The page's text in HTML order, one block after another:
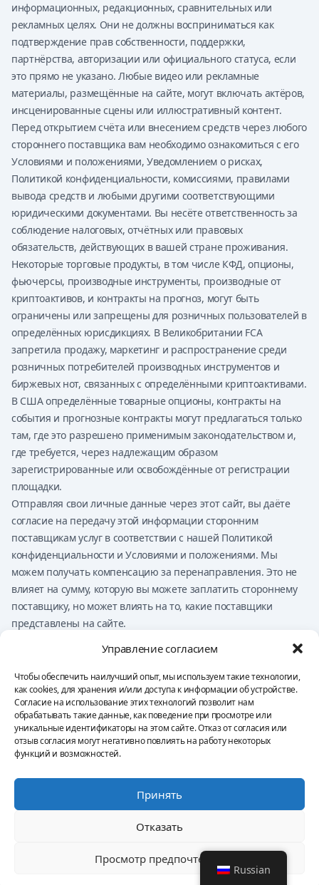
Управление согласием
Чтобы обеспечить наилучший опыт, мы используем такие технологии,
как cookies, для хранения и/или доступа к информации об устройстве.
Согласие на использование этих технологий позволит нам
обрабатывать такие данные, как поведение при просмотре или
уникальные идентификаторы на этом сайте. Отказ от согласия или
отзыв согласия могут негативно повлиять на работу некоторых
функций и возможностей.
Принять
Отказать
Просмотр предпочтений
информационных, редакционных, сравнительных или
рекламных целях. Они не должны восприниматься как
подтверждение прав собственности, поддержки,
партнёрства, авторизации или официального статуса, если
это прямо не указано. Любые видео или рекламные
материалы, размещённые на сайте, могут включать актёров,
инсценированные сцены или иллюстративный контент.
Перед открытием счёта или внесением средств через любого
стороннего поставщика вам необходимо ознакомиться с его
Условиями и положениями, Уведомлением о рисках,
Политикой конфиденциальности, комиссиями, правилами
вывода средств и любыми другими соответствующими
юридическими документами. Вы несёте ответственность за
соблюдение налоговых, отчётных или правовых
обязательств, действующих в вашей стране проживания.
Некоторые торговые продукты, в том числе КФД, опционы,
фьючерсы, производные инструменты, производные от
криптоактивов, и контракты на прогноз, могут быть
ограничены или запрещены для розничных пользователей в
определённых юрисдикциях. В Великобритании FCA
запретила продажу, маркетинг и распространение среди
розничных потребителей производных инструментов и
биржевых нот, связанных с определёнными криптоактивами.
В США определённые товарные опционы, контракты на
события и прогнозные контракты могут предлагаться только
там, где это разрешено применимым законодательством и,
где требуется, через надлежащим образом
зарегистрированные или освобождённые от регистрации
площадки.
Отправляя свои личные данные через этот сайт, вы даёте
согласие на передачу этой информации сторонним
поставщикам услуг в соответствии с нашей Политикой
конфиденциальности и Условиями и положениями. Мы
можем получать компенсацию за перенаправления. Это не
влияет на сумму, которую вы можете заплатить стороннему
поставщику, но может влиять на то, какие поставщики
представлены на сайте.
финансовый совет, инвестиционный совет, юридический
совет, налоговый совет или рекомендацию по покупке,
продаже или торговле каким-либо финансовым продуктом.
Вы несёте исключительную ответственность за свои
решения.
Политика конфиденциальности Условия и положения
Отказ от ответственности
Политика использования файлов cookie
2026 Авторские праваQuantum AILtd. All rights reserved.
Russian